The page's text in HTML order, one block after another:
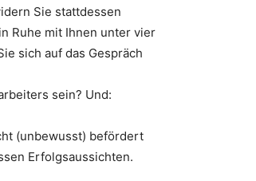
Sie stattdessen
Ruhe mit Ihnen unter vier
sich auf das Gespräch
sein? Und:
(unbewusst) befördert
Erfolgsaussichten.